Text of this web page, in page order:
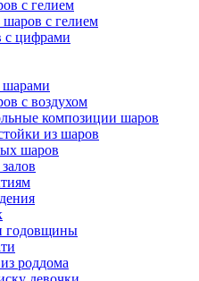
с гелием
с гелием
с цифрами
шарами
с воздухом
композиции шаров
из шаров
шаров
годовщины
роддома